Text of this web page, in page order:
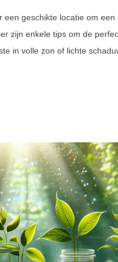
geschikte locatie om
zijn enkele tips om de
in volle zon of lichte